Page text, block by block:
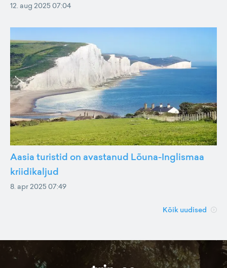
12. aug 2025 07:04
Aasia turistid on avastanud Lõuna-Inglismaa
kriidikaljud
8. apr 2025 07:49
Kõik uudised